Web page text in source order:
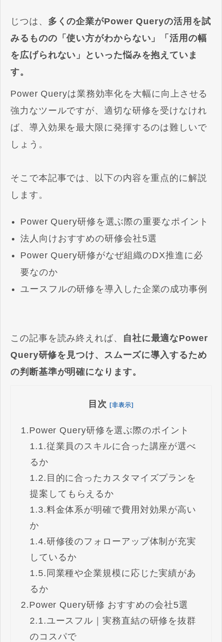
じつは、 多くの企業がPower Queryの活用を試
みるものの「使い方がわからない」「活用の幅
を広げられない」といった悩みを抱えていま
す。
Power Queryは業務効率化を大幅に向上させる
強力なツールですが、適切な研修を受けなけれ
ば、導入効果を最大限に発揮するのは難しいで
しょう。
そこで本記事では、以下の内容を重点的に解説
します。
Power Query研修を選ぶ際の重要なポイント
法人向けおすすめの研修会社5選
Power Query研修がなぜ組織のDX推進に必
要なのか
ユースフルの研修を導入した企業の成功事例
この記事を読み終えれば、
自社に最適なPower
Query研修を見つけ、スムーズに導入するため
の判断基準が明確になります。
目次 [非表示]
1.Power Query研修を選ぶ際のポイント
1.1.従業員のスキルに合った講座が選べ
るか
1.2. 目的に合ったカスタマイズプランを
提案してもらえるか
1.3.料金体系が明確で費用対効果が高い
か
1.4.研修後のフォローアップ体制が充実
しているか
1.5. 同業種や企業規模に応じた実績があ
るか
2.Power Query研修 おすすめの会社5選
2.1.ユースフル｜実務直結の研修を抜群
のコスパで